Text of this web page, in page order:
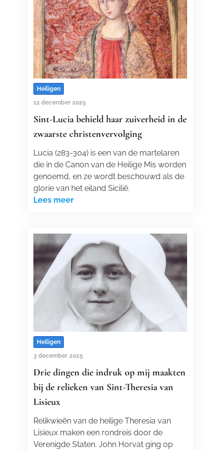
Heiligen
12 december 2025
Sint-Lucia behield haar zuiverheid in de
zwaarste christenvervolging
Lucia (283-304) is een van de martelaren
die in de Canon van de Heilige Mis worden
genoemd, en ze wordt beschouwd als de
glorie van het eiland Sicilië.
Lees meer
Heiligen
3 december 2025
Drie dingen die indruk op mij maakten
bij de relieken van Sint-Theresia van
Lisieux
Relikwieën van de heilige Theresia van
Lisieux maken een rondreis door de
Verenigde Staten. John Horvat ging op